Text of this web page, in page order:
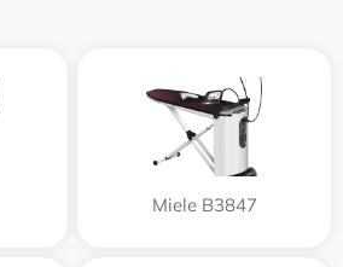
Miele B3847